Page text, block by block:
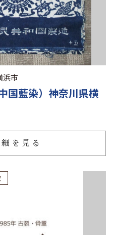
浜市
国藍染）神奈川県横
を見る